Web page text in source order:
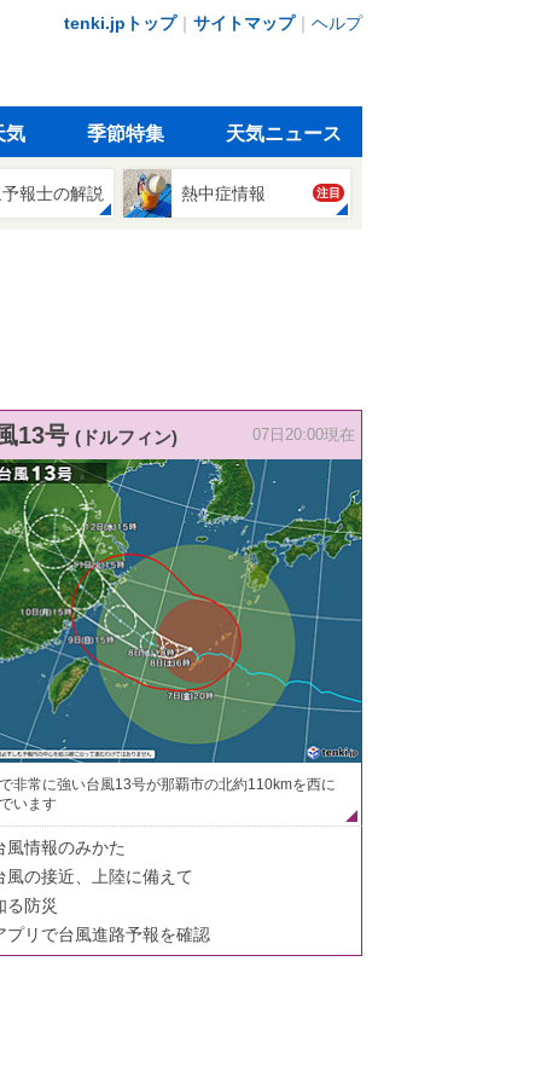
tenki.jpトップ｜ サイトマップ｜ ヘルプ
気 季節特集 天気ニュース
報士の解説 熱中症情報 注目
13号 (ドルフィン) 07日20:00現在
非常に強い台風13号が那覇市の北約110kmを西に
います
風情報のみかた
風の接近、上陸に備えて
る防災
プリで台風進路予報を確認